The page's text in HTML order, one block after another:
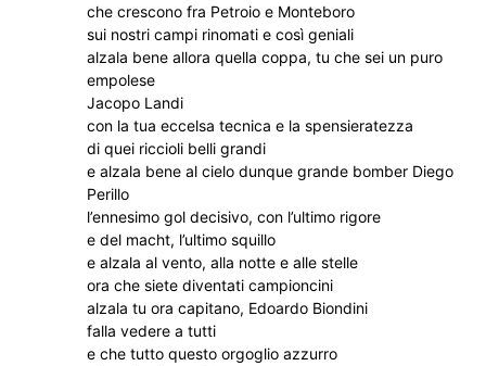
che crescono fra Petroio e Monteboro
sui nostri campi rinomati e così geniali
alzala bene allora quella coppa, tu che sei un puro
empolese
Jacopo Landi
con la tua eccelsa tecnica e la spensieratezza
di quei riccioli belli grandi
e alzala bene al cielo dunque grande bomber Diego
Perillo
l’ennesimo gol decisivo, con l’ultimo rigore
e del macht, l’ultimo squillo
e alzala al vento, alla notte e alle stelle
ora che siete diventati campioncini
alzala tu ora capitano, Edoardo Biondini
falla vedere a tutti
e che tutto questo orgoglio azzurro